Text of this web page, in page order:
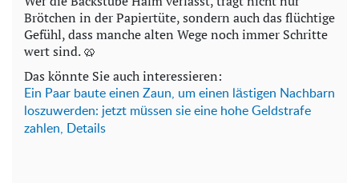
Brötchen in der Papiertüte, sondern auch das flüchtige
Gefühl, dass manche alten Wege noch immer Schritte
wert sind. 🥨
Das könnte Sie auch interessieren:
Ein Paar baute einen Zaun, um einen lästigen Nachbarn
loszuwerden: jetzt müssen sie eine hohe Geldstrafe
zahlen, Details